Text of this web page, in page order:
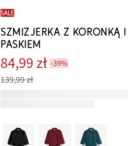
SALE
SZMIZJERKA Z KORONKĄ
PASKIEM
84,99 zł -39%
139,99 zł